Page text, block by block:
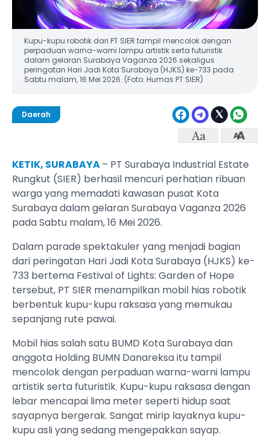
Kupu-kupu robotik dari PT SIER tampil mencolok dengan
perpaduan warna-warni lampu artistik serta futuristik
dalam gelaran Surabaya Vaganza 2026 sekaligus
peringatan Hari Jadi Kota Surabaya (HJKS) ke-733 pada
Sabtu malam, 16 Mei 2026. (Foto: Humas PT SIER)
Daerah
KETIK, SURABAYA– PT Surabaya Industrial Estate
Rungkut (SIER) berhasil mencuri perhatian ribuan
warga yang memadati kawasan pusat Kota
Surabaya dalam gelaran Surabaya Vaganza 2026
pada Sabtu malam, 16 Mei 2026.
Dalam parade spektakuler yang menjadi bagian
dari peringatan Hari Jadi Kota Surabaya (HJKS) ke-
733 bertema Festival of Lights: Garden of Hope
tersebut, PT SIER menampilkan mobil hias robotik
berbentuk kupu-kupu raksasa yang memukau
sepanjang rute pawai.
Mobil hias salah satu BUMD Kota Surabaya dan
anggota Holding BUMN Danareksa itu tampil
mencolok dengan perpaduan warna-warni lampu
artistik serta futuristik. Kupu-kupu raksasa dengan
lebar mencapai lima meter seperti hidup saat
sayapnya bergerak. Sangat mirip layaknya kupu-
kupu asli yang sedang mengepakkan sayap.